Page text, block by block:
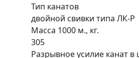
Тип канатов
двойной свивки типа ЛК-Р
Масса 1000 м., кг.
305
Разрывное усилие канат в